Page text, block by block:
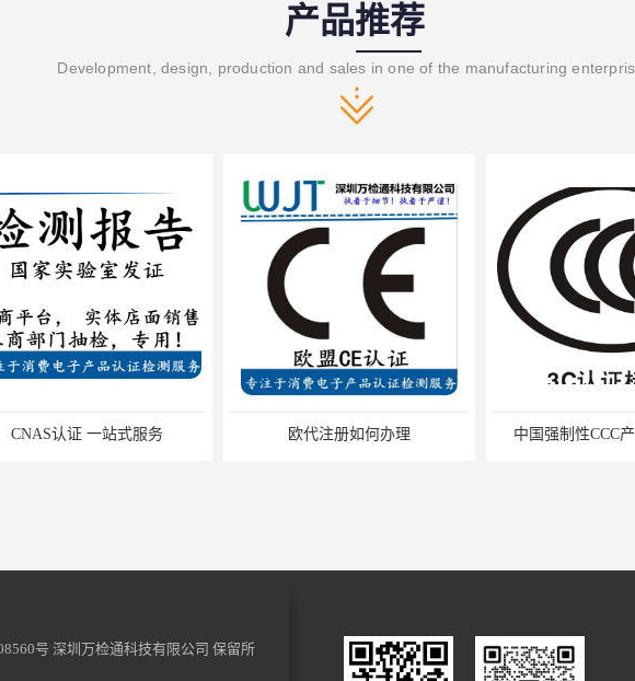
产品推荐
Development, design, production and sales in one of the manufacturing
CNAS认证 一站式服务 欧代注册如何办理 中国强制性CCC
号 深圳万检通科技有限公司 保留所